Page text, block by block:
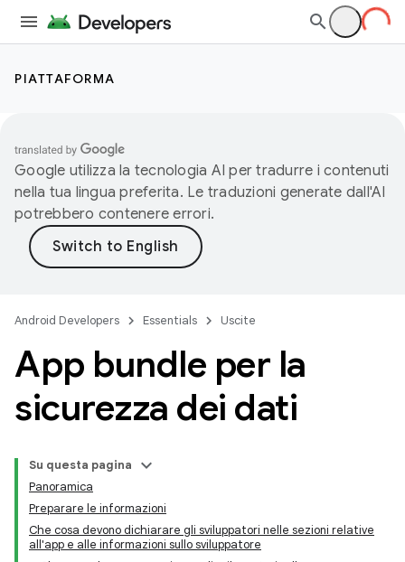
PIATTAFORMA
Google utilizza la tecnologia AI per tradurre i contenuti
nella tua lingua preferita. Le traduzioni generate dall'AI
potrebbero contenere errori.
Android Developers Essentials Uscite
App bundle per la
sicurezza dei dati
Su questa pagina
Panoramica
Preparare le informazioni
Che cosa devono dichiarare gli sviluppatori nelle sezioni relative
all'app e alle informazioni sullo sviluppatore